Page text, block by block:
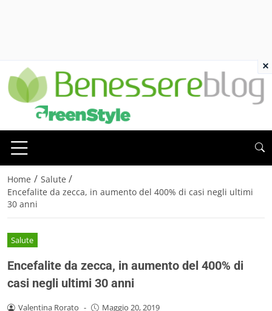
Home / Salute /
Encefalite da zecca, in aumento del 400% di casi negli ultimi
30 anni
Salute
Encefalite da zecca, in aumento del 400% di
casi negli ultimi 30 anni
Valentina Rorato - Maggio 20, 2019
×